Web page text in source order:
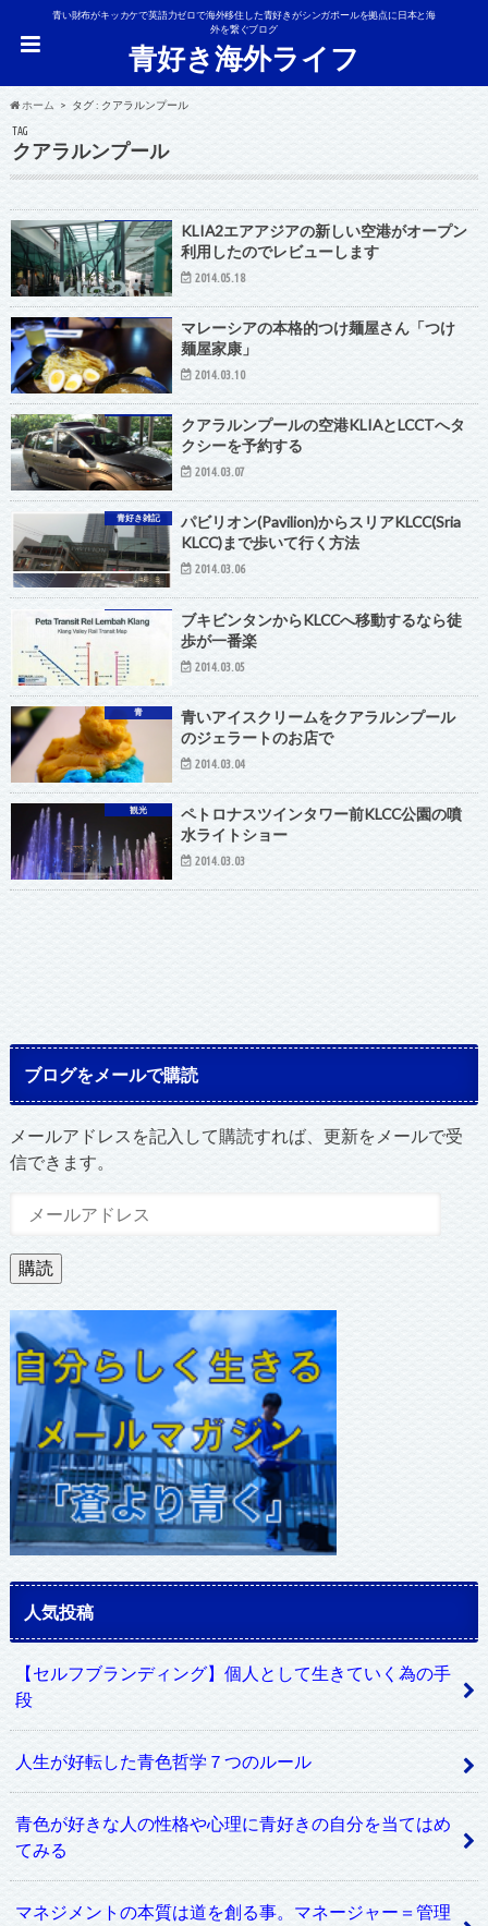
青い財布がキッカケで英語力ゼロで海外移住した青好きがシンガポールを拠点に日本と海
外を繋ぐブログ
青好き海外ライフ
ホーム タグ : クアラルンプール
TAG
クアラルンプール
KLIA2エアアジアの新しい空港がオープン
利用したのでレビューします
2014.05.18
マレーシアの本格的つけ麺屋さん「つけ
麺屋家康」
2014.03.10
クアラルンプールの空港KLIAとLCCTへタ
クシーを予約する
2014.03.07
青好き雑記
パビリオン(Pavilion)からスリアKLCC(Sria
KLCC)まで歩いて行く方法
2014.03.06
ブキビンタンからKLCCへ移動するなら徒
歩が一番楽
2014.03.05
青
青いアイスクリームをクアラルンプール
のジェラートのお店で
2014.03.04
観光
ペトロナスツインタワー前KLCC公園の噴
水ライトショー
2014.03.03
ブログをメールで購読
メールアドレスを記入して購読すれば、更新をメールで受
信できます。
ル
ア
ド
レ
ス
購読
人気投稿
【セルフブランディング】個人として生きていく為の手
段
人生が好転した青色哲学７つのルール
青色が好きな人の性格や心理に青好きの自分を当てはめ
てみる
マネジメントの本質は道を創る事。マネージャー＝管理